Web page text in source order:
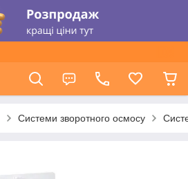
Системи зворотного осмосу